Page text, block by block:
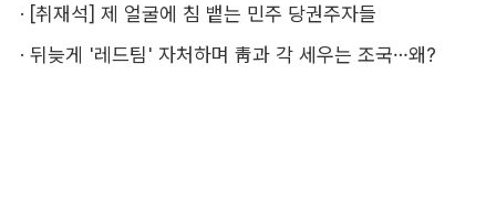
· [취재석] 제 얼굴에 침 뱉는 민주 당권주자들
· 뒤늦게 '레드팀' 자처하며 靑과 각 세우는 조국…왜?